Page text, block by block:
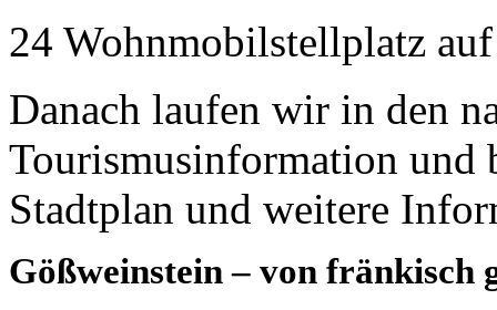
24 Wohnmobilstellplatz
Danach laufen wir in den
Tourismusinformation und
Stadtplan und weitere
Gößweinstein – von